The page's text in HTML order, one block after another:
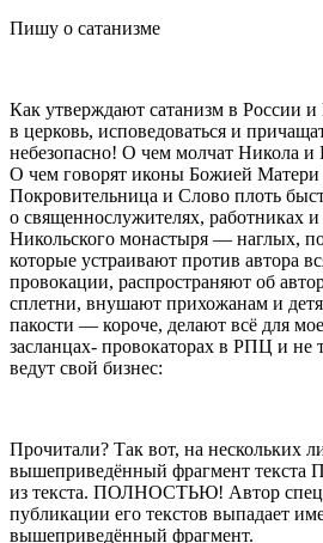
Пишу о сатанизме
Как утверждают сатанизм в России и
в церковь, исповедоваться и
небезопасно! О чем молчат Никола и
О чем говорят иконы Божией
Покровительница и Слово плоть
о священнослужителях, работниках
Никольского монастыря — наглых,
которые устраивают против автора
провокации, распространяют об
сплетни, внушают прихожанам и
пакости — короче, делают всё для
засланцах- провокаторах в РПЦ и не
ведут свой бизнес:
Прочитали? Так вот, на нескольких
вышеприведённый фрагмент
из текста. ПОЛНОСТЬЮ! Автор
публикации его текстов выпадает
вышеприведённый фрагмент.